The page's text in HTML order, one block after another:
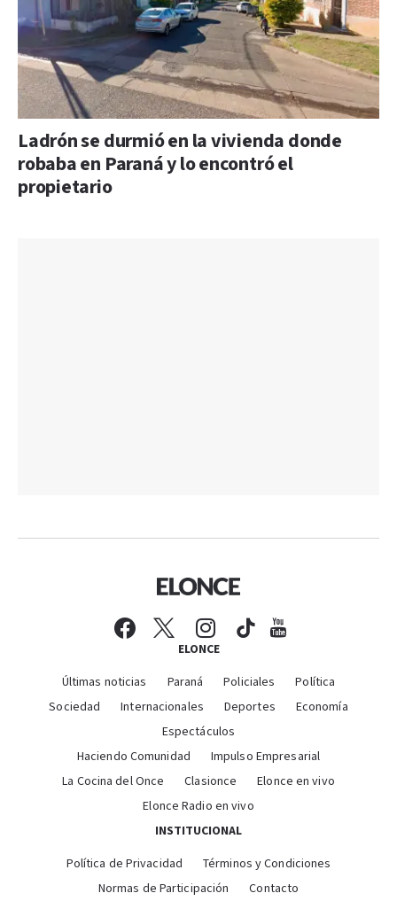
Ladrón se durmió en la vivienda donde
robaba en Paraná y lo encontró el
propietario
ELONCE
Últimas noticias Paraná Policiales
Política
Sociedad
Internacionales Deportes
Economía
Espectáculos
Haciendo Comunidad
Impulso Empresarial
La Cocina del Once
Clasionce
Elonce en vivo
Elonce Radio en vivo
INSTITUCIONAL
Política de Privacidad
Términos y Condiciones
Normas de Participación
Contacto